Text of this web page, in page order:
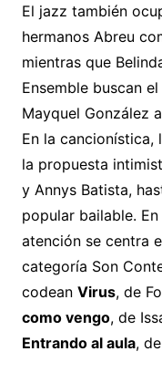
El jazz también
hermanos Abreu
mientras que
Ensemble buscan
Mayquel González
En la cancionística,
la propuesta
y Annys Batista,
popular bailable.
atención se centra
categoría Son
codean Virus, de
como vengo, de
Entrando al aula,